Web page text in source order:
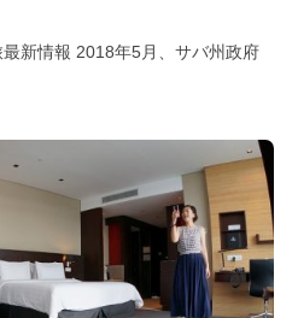
新情報 2018年5月、サバ州政府